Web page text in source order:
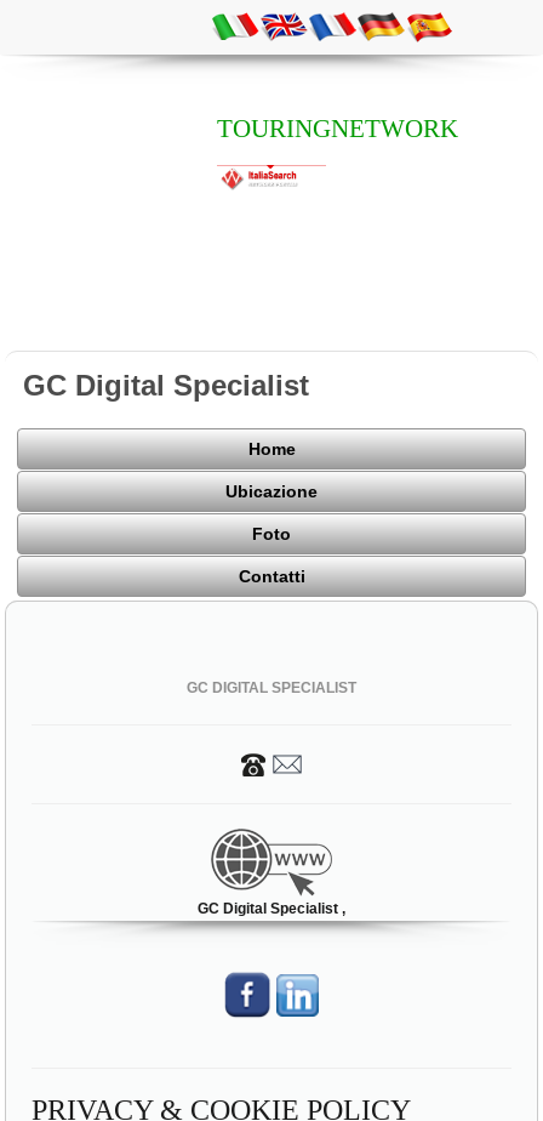
TOURINGNETWORK
GC Digital Specialist
Home
Ubicazione
Foto
Contatti
GC DIGITAL SPECIALIST
GC Digital Specialist ,
PRIVACY & COOKIE POLICY